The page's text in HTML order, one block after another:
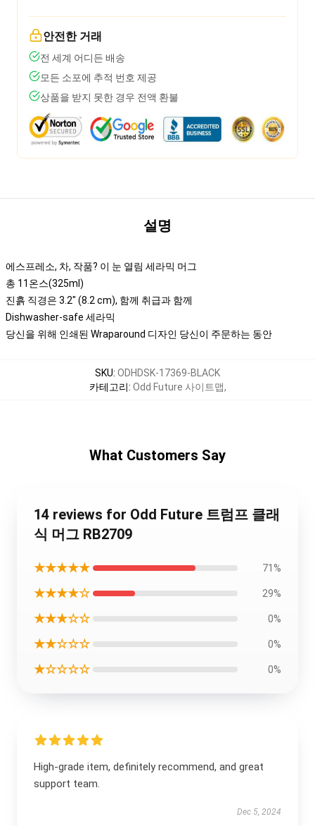
안전한 거래
전 세계 어디든 배송
모든 소포에 추적 번호 제공
상품을 받지 못한 경우 전액 환불
설명
에스프레소, 차, 작품? 이 눈 열림 세라믹 머그
총 11온스(325ml)
진흙 직경은 3.2" (8.2 cm), 함께 취급과 함께
Dishwasher-safe 세라믹
당신을 위해 인쇄된 Wraparound 디자인 당신이 주문하는 동안
SKU: ODHDSK-17369-BLACK
카테고리: Odd Future 사이트맵,
What Customers Say
14 reviews for Odd Future 트럼프 클래
식 머그 RB2709
★★★★★ 71%
★★★★☆ 29%
★★★☆☆ 0%
★★☆☆☆ 0%
★☆☆☆☆ 0%
High-grade item, definitely recommend, and great
support team.
Dec 5, 2024